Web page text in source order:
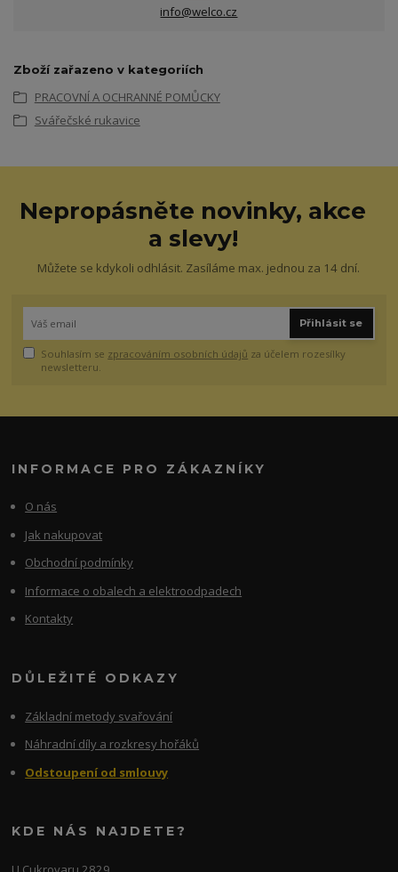
info@welco.cz
Zboží zařazeno v kategoriích
PRACOVNÍ A OCHRANNÉ POMŮCKY
Svářečské rukavice
Nepropásněte novinky, akce
a slevy!
Můžete se kdykoli odhlásit. Zasíláme max. jednou za 14 dní.
Přihlásit se
Souhlasím se zpracováním osobních údajů za účelem rozesílky
newsletteru.
INFORMACE PRO ZÁKAZNÍKY
O nás
Jak nakupovat
Obchodní podmínky
Informace o obalech a elektroodpadech
Kontakty
DŮLEŽITÉ ODKAZY
Základní metody svařování
Náhradní díly a rozkresy hořáků
Odstoupení od smlouvy
KDE NÁS NAJDETE?